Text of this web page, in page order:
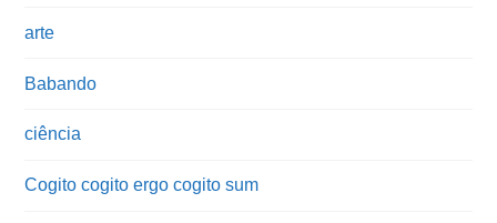
arte
Babando
ciência
Cogito cogito ergo cogito sum